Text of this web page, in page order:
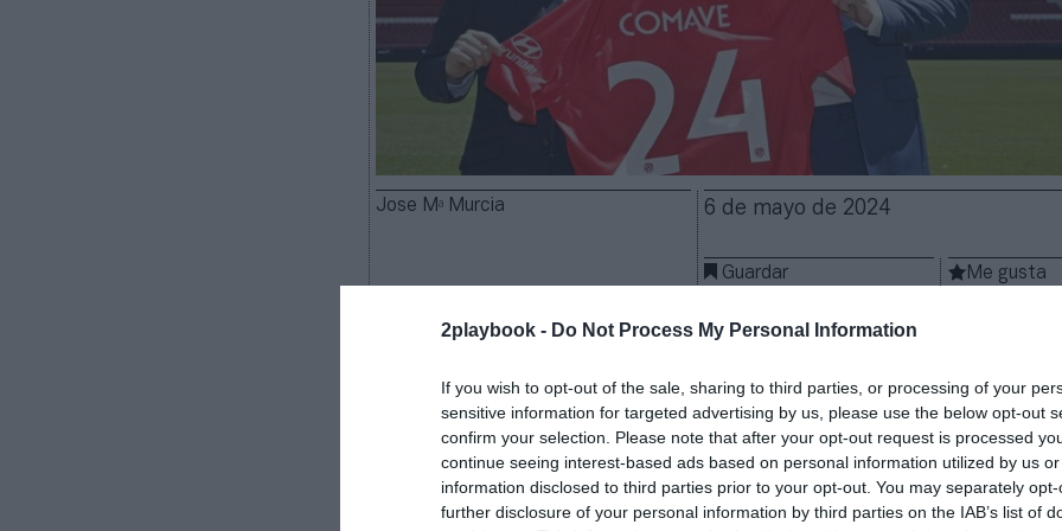
2playbook - Do Not Process My Personal Information
If you wish to opt-out of the sale, sharing to third parties, or processing of your
sensitive information for targeted advertising by us, please use the below opt-out
confirm your selection. Please note that after your opt-out request is processed
continue seeing interest-based ads based on personal information utilized by us
information disclosed to third parties prior to your opt-out. You may separately
further disclosure of your personal information by third parties on the IAB’s list of
Jose Mª Murcia 6 de mayo de 2024
Guardar Me gusta
El Atlético de Madrid ficha un nuevo patrocinador. El club
partir de la temporada 2024-2025. Los detalles económicos y la
acuerdo no han sido desvelados.
La plataforma de venta online tendrápresencia en el pantalón
equipaciones del primer equipo masculinoa partir de la próxima
Baxi luce en el frontal del equipo femenino y tiene contrato hasta